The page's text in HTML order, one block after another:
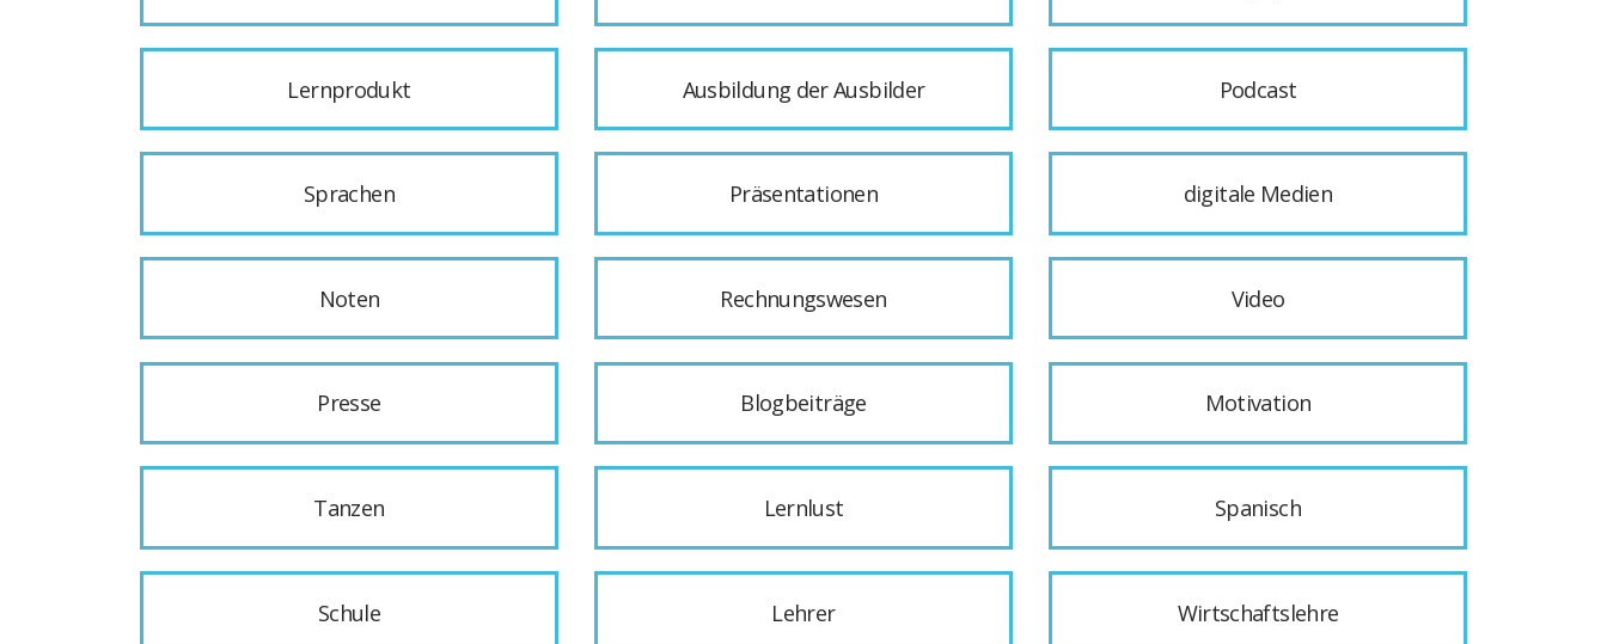
Lernprodukt Ausbildung der Ausbilder Podcast
Sprachen Präsentationen digitale Medien
Noten Rechnungswesen Video
Presse Blogbeiträge Motivation
Tanzen Lernlust Spanisch
Schule Lehrer Wirtschaftslehre